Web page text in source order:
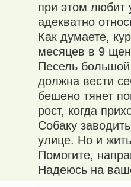
при этом любит
адекватно
Как думаете,
месяцев в 9
Песель
должна вести
бешено тянет
рост, когда
Собаку
улице. Но и
Помогите,
Надеюсь на